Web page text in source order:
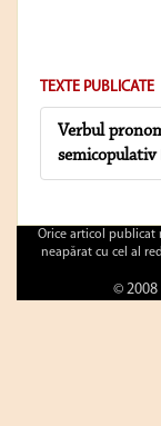
TEXTE PUBLICATE
Verbul
semicopulativ
Orice articol publicat
neapărat cu cel al
© 2008